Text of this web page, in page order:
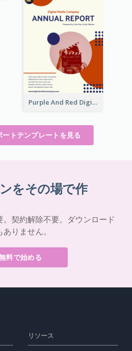
Purple And Red Digital Media Annual Report
トテンプレートを見る
をその場で作
契約解除不要。ダウンロード
りません。
料で始める
リソース